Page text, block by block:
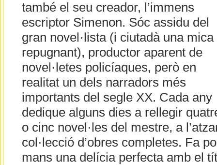
també el seu creador, l’immens
escriptor Simenon. Sóc assidu del
gran novel·lista (i ciutadà una mica
repugnant), productor aparent de
novel·letes policíaques, però en
realitat un dels narradors més
importants del segle XX. Cada any
dedique alguns dies a rellegir
o cinc novel·les del mestre, a
col·lecció d’obres completes. Fa
mans una delícia perfecta amb el